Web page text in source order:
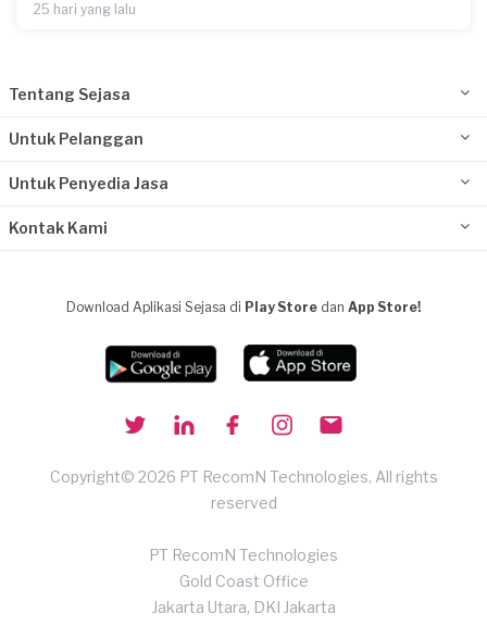
25 hari yang lalu
Tentang Sejasa
Untuk Pelanggan
Untuk Penyedia Jasa
Kontak Kami
Download Aplikasi Sejasa di Play Store dan App Store!
Copyright© 2026 PT RecomN Technologies, All rights
reserved
PT RecomN Technologies
Gold Coast Office
Jakarta Utara, DKI Jakarta